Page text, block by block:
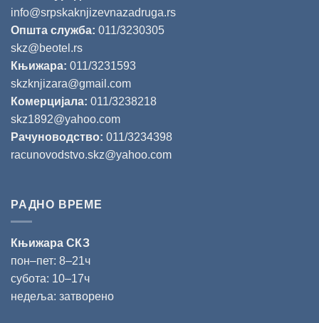
info@srpskaknjizevnazadruga.rs
Општа служба: 011/3230305
skz@beotel.rs
Књижара: 011/3231593
skzknjizara@gmail.com
Комерцијала: 011/3238218
skz1892@yahoo.com
Рачуноводство: 011/3234398
racunovodstvo.skz@yahoo.com
РАДНО ВРЕМЕ
Књижара СКЗ
пон‒пет: 8‒21ч
субота: 10‒17ч
недеља: затворено